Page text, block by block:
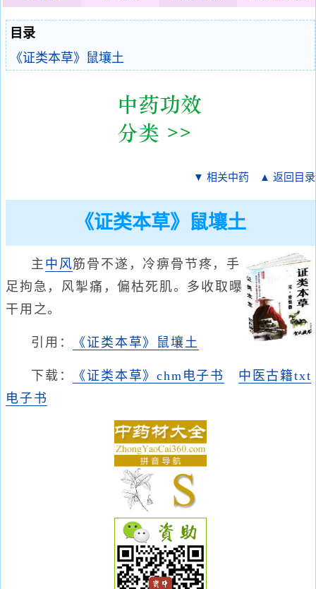
目录
《证类本草》鼠壤土
▼ 相关中药 ▲ 返回目录
《证类本草》鼠壤土
主 中风筋骨不遂，冷痹骨节疼，手
足拘急，风掣痛，偏枯死肌。多收取曝
干用之。
引用： 《证类本草》鼠壤土
下载： 《证类本草》chm电子书
中医古籍txt
电子书